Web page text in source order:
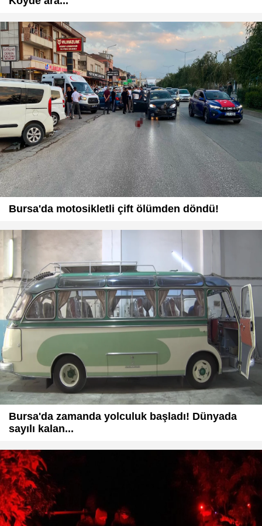
Bursa'da motosikletli çift ölümden döndü!
Bursa'da zamanda yolculuk başladı! Dünyada
sayılı kalan...